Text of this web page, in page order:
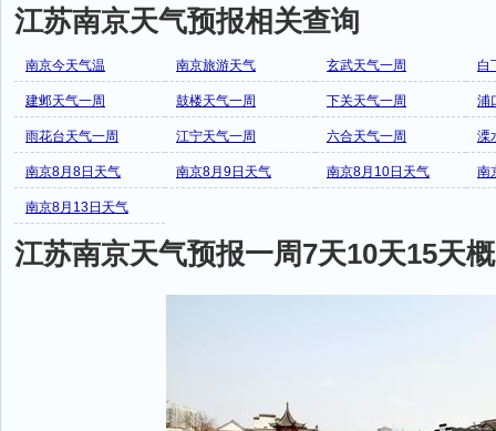
江苏南京天气预报相关查询
南京今天气温 南京旅游天气 玄武天气一周 白
建邺天气一周 鼓楼天气一周 下关天气一周 浦
雨花台天气一周 江宁天气一周 六合天气一周 溧
南京8月8日天气 南京8月9日天气 南京8月10日天气 南
南京8月13日天气
江苏南京天气预报一周7天10天15天